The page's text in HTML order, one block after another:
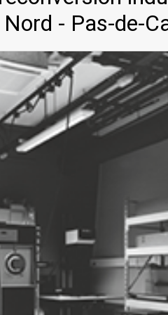
- Pas-de-